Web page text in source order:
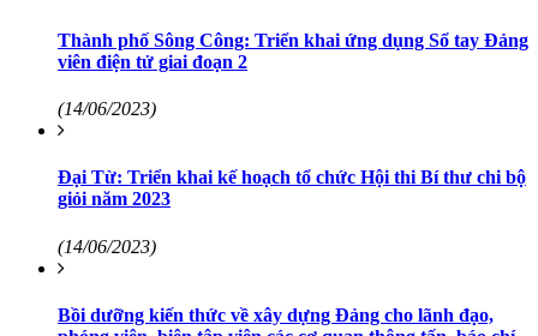
Thành phố Sông Công: Triển khai ứng dụng Sổ tay Đảng
viên điện tử giai đoạn 2
(14/06/2023)
Đại Từ: Triển khai kế hoạch tổ chức Hội thi Bí thư chi bộ
giỏi năm 2023
(14/06/2023)
Bồi dưỡng kiến thức về xây dựng Đảng cho lãnh đạo,